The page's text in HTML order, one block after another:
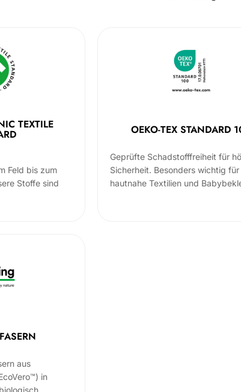
TEXTILE
Feld bis zum
Stoffe sind
OEKO-TEX STANDARD
Geprüfte Schadstofffreiheit für
Sicherheit. Besonders wichtig für
hautnahe Textilien und
aus
in